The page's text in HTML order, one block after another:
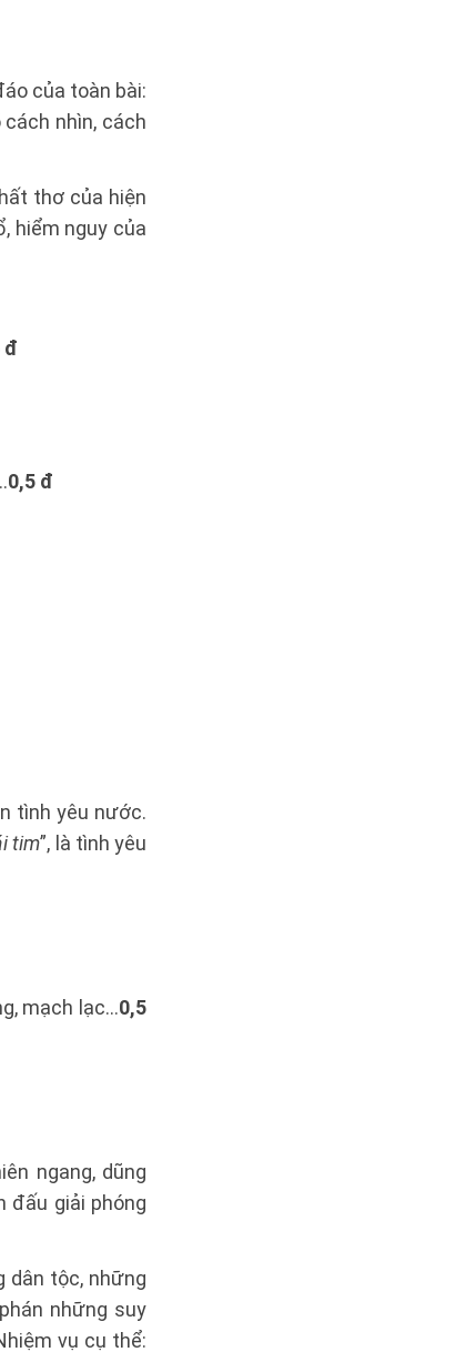
của toàn bài:
nhìn, cách
thơ của hiện
hiểm nguy của
đ
0,5 đ
tình yêu nước.
tim”, là tình yêu
mạch lạc...0,5
ngang, dũng
đấu giải phóng
dân tộc, những
những suy
vụ cụ thể: